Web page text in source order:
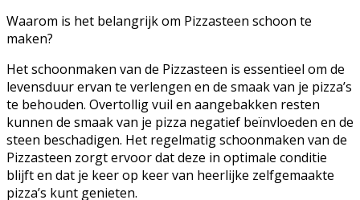
Waarom is het belangrijk om Pizzasteen schoon te
maken?
Het schoonmaken van de Pizzasteen is essentieel om de
levensduur ervan te verlengen en de smaak van je pizza’s
te behouden. Overtollig vuil en aangebakken resten
kunnen de smaak van je pizza negatief beïnvloeden en de
steen beschadigen. Het regelmatig schoonmaken van de
Pizzasteen zorgt ervoor dat deze in optimale conditie
blijft en dat je keer op keer van heerlijke zelfgemaakte
pizza’s kunt genieten.